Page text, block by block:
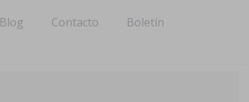
Blog Contacto Boletín